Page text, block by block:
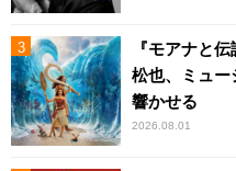
『モアナと
松也、ミュー
響かせる
2026.08.01